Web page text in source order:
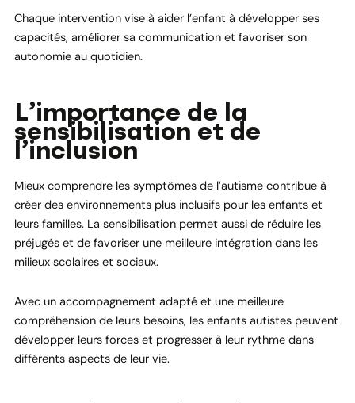
Chaque intervention vise à aider l’enfant à développer ses
capacités, améliorer sa communication et favoriser son
autonomie au quotidien.
L’importance de la
sensibilisation et de
l’inclusion
Mieux comprendre les symptômes de l’autisme contribue à
créer des environnements plus inclusifs pour les enfants et
leurs familles. La sensibilisation permet aussi de réduire les
préjugés et de favoriser une meilleure intégration dans les
milieux scolaires et sociaux.
Avec un accompagnement adapté et une meilleure
compréhension de leurs besoins, les enfants autistes peuvent
développer leurs forces et progresser à leur rythme dans
différents aspects de leur vie.